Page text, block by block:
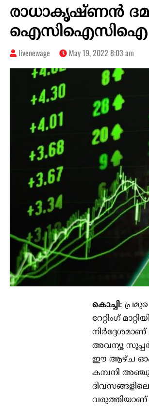
രാധാകൃഷ്ണന്‍
ഐസിഐസിഐ
livenewage May 19, 2022 8:03 am
കൊച്ചി:
റേറ്റിംഗ്
അവന്യൂ
ഈ ആഴ്ച
കമ്പനി
വരുത്തിയാണ്